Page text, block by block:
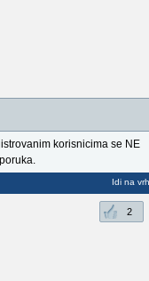
korisnicima se NE
Idi na vrh
2